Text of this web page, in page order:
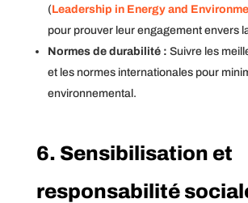
(Leadership in Energy and
pour prouver leur engagement envers
Normes de durabilité : Suivre les
et les normes internationales pour
environnemental.
6. Sensibilisation et
responsabilité